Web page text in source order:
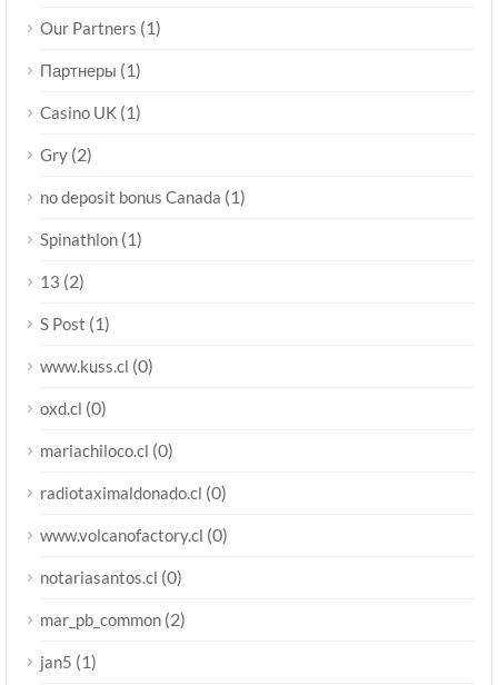
Our Partners (1)
Партнеры (1)
Casino UK (1)
Gry (2)
no deposit bonus Canada (1)
Spinathlon (1)
13 (2)
S Post (1)
www.kuss.cl (0)
oxd.cl (0)
mariachiloco.cl (0)
radiotaximaldonado.cl (0)
www.volcanofactory.cl (0)
notariasantos.cl (0)
mar_pb_common (2)
jan5 (1)